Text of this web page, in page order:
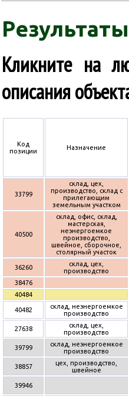
Кликните на
описания
Код
позиции
Назначение
33799
склад, цех,
производство, склад с
прилегающим
земельным участком
40500
склад, офис, склад,
мастерская,
неэнергоемкое
производство,
швейное, сборочное,
столярный участок
36260
склад, цех,
производство
38476
40484
40482
склад, неэнергоемкое
производство
27638
склад, цех,
производство
39799
склад, неэнергоемкое
производство
38857
цех, производство,
швейное
39946